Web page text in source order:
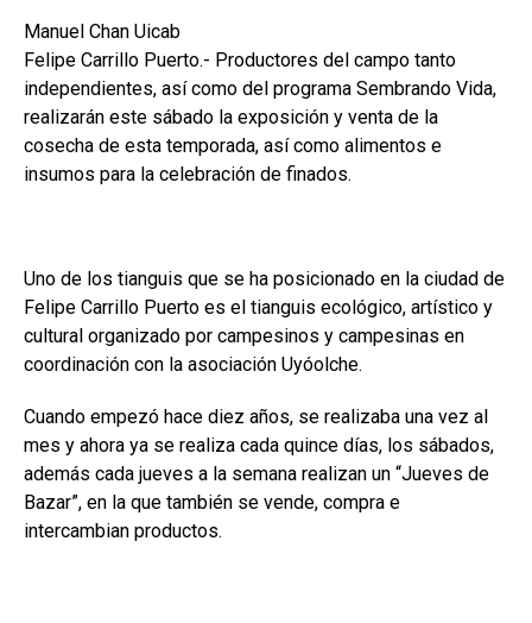
Manuel Chan Uicab
Felipe Carrillo Puerto.- Productores del campo tanto
independientes, así como del programa Sembrando Vida,
realizarán este sábado la exposición y venta de la
cosecha de esta temporada, así como alimentos e
insumos para la celebración de finados.
Uno de los tianguis que se ha posicionado en la ciudad de
Felipe Carrillo Puerto es el tianguis ecológico, artístico y
cultural organizado por campesinos y campesinas en
coordinación con la asociación Uyóolche.
Cuando empezó hace diez años, se realizaba una vez al
mes y ahora ya se realiza cada quince días, los sábados,
además cada jueves a la semana realizan un “Jueves de
Bazar”, en la que también se vende, compra e
intercambian productos.